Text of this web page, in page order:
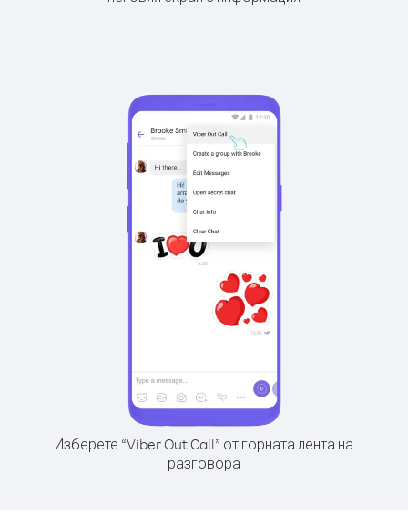
Изберете “Viber Out Call” от горната лента на
разговора